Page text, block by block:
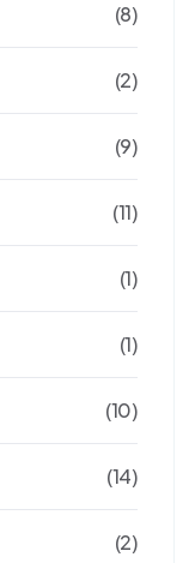
(8)
(2)
(9)
(11)
(1)
(1)
(10)
(14)
(2)